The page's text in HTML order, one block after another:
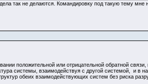
так не делаются. Командировку под такую тему мне
положительной или отрицательной обратной
системы, взаимодействуя с другой системой, и в
обеих взаимодействующих систем без риска